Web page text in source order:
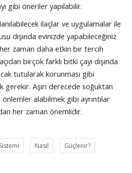
gibi öneriler yapılabilir.
ilaçlar ve uygulamalar ile
dışında evinizde yapabileceğiniz
zaman daha etkin bir tercih
birçok farklı bitki çayı dışında
tutularak korunması gibi
gerekir. Aşırı derecede soğuktan
önlemler alabilmek gibi ayrıntılar
her zaman önemlidir.
Sistemi Nasıl Güçlenir?